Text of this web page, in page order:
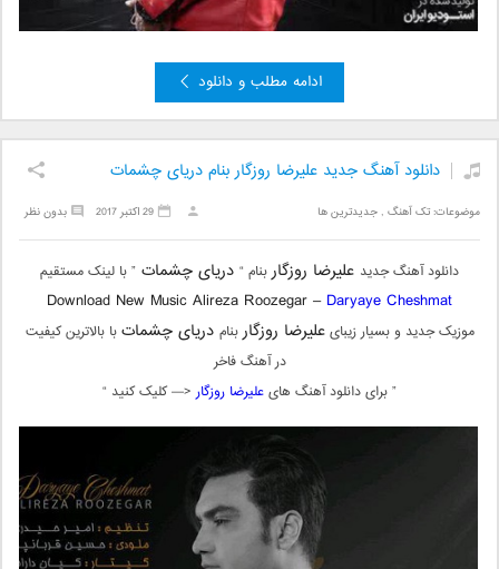
ادامه مطلب و دانلود
دانلود آهنگ جدید علیرضا روزگار بنام دریای چشمات
موضوعات:تک آهنگ ,جدیدترین ها بدون نظر 29 اکتبر 2017
دانلود آهنگ جدید علیرضا روزگاربنام “ دریای چشمات ” با لینک مستقیم
Download New Music Alireza Roozegar – Daryaye Cheshmat
موزیک جدید و بسیار زیبایعلیرضا روزگاربنام دریای چشماتبا بالاترین کیفیت
در آهنگ فاخر
” برای دانلود آهنگ هایعلیرضا روزگار<— کلیک کنید “